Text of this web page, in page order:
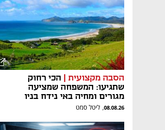
הסבה מקצועית | הכי רחוק
שתגיעו: המשפחה שמציעה
מגורים ומחיה באי נידח בניו
זילנד
08.08.26
, ליטל סמט